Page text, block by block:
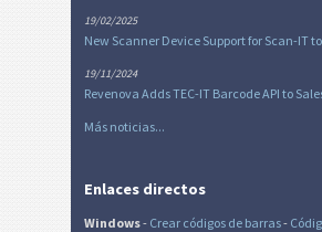
19/02/2025
New Scanner Device Support for Scan-IT
19/11/2024
Revenova Adds TEC-IT Barcode API to
Más noticias...
Enlaces directos
Windows- Crear códigos de barras-